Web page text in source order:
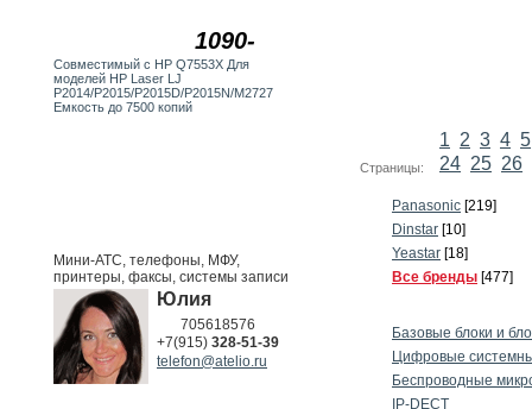
1090-
Совместимый с HP Q7553X Для
моделей HP Laser LJ
P2014/P2015/P2015D/P2015N/M2727
Емкость до 7500 копий
Мини-АТС, телефоны, МФУ,
принтеры, факсы, системы записи
Юлия
705618576
+7(915) 328-51-39
telefon@atelio.ru
Страницы:
1 2 3 4 5
24 25 26
Panasonic [219]
Dinstar [10]
Yeastar [18]
Все бренды [477]
Базовые блоки и
Цифровые
Беспроводные
IP-DECT